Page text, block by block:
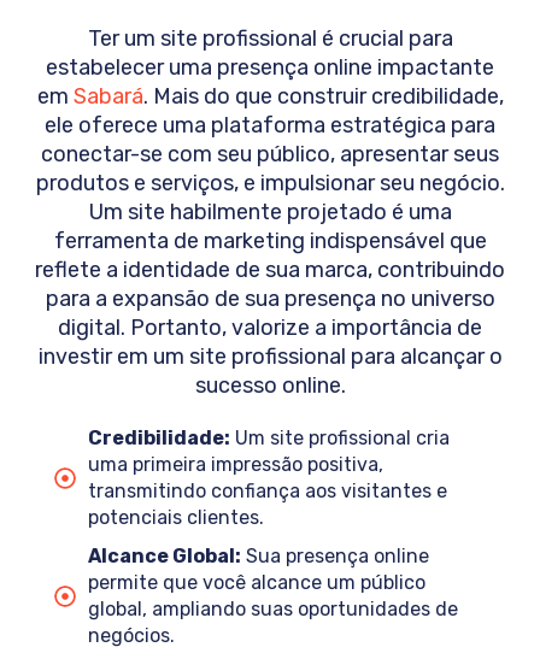
Ter um site profissional é crucial para
estabelecer uma presença online impactante
em Sabará. Mais do que construir credibilidade,
ele oferece uma plataforma estratégica para
conectar-se com seu público, apresentar seus
produtos e serviços, e impulsionar seu negócio.
Um site habilmente projetado é uma
ferramenta de marketing indispensável que
reflete a identidade de sua marca, contribuindo
para a expansão de sua presença no universo
digital. Portanto, valorize a importância de
investir em um site profissional para alcançar o
sucesso online.
Credibilidade: Um site profissional cria
uma primeira impressão positiva,
transmitindo confiança aos visitantes e
potenciais clientes.
Alcance Global: Sua presença online
permite que você alcance um público
global, ampliando suas oportunidades de
negócios.